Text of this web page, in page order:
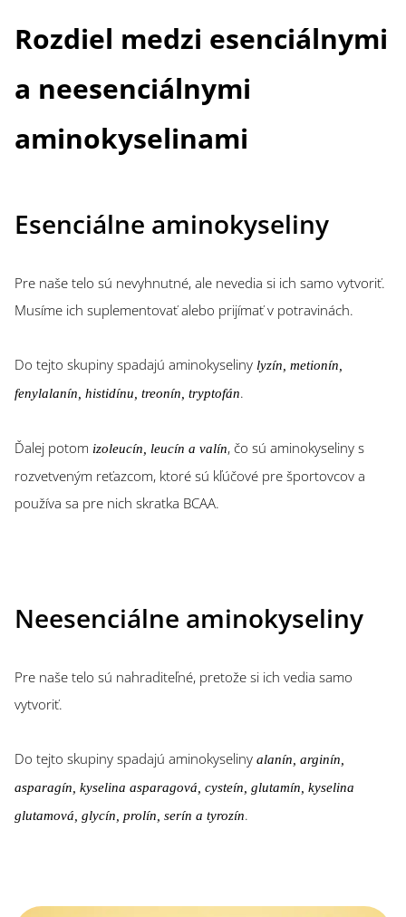
Rozdiel medzi esenciálnymi
a neesenciálnymi
aminokyselinami
Esenciálne aminokyseliny
Pre naše telo sú nevyhnutné, ale nevedia si ich samo vytvoriť.
Musíme ich suplementovať alebo prijímať v potravinách.
Do tejto skupiny spadajú aminokyseliny lyzín, metionín,
fenylalanín, histidínu, treonín, tryptofán.
Ďalej potom izoleucín, leucín a valín, čo sú aminokyseliny s
rozvetveným reťazcom, ktoré sú kľúčové pre športovcov a
používa sa pre nich skratka BCAA.
Neesenciálne aminokyseliny
Pre naše telo sú nahraditeľné, pretože si ich vedia samo
vytvoriť.
Do tejto skupiny spadajú aminokyseliny alanín, arginín,
asparagín, kyselina asparagová, cysteín, glutamín, kyselina
glutamová, glycín, prolín, serín a tyrozín.